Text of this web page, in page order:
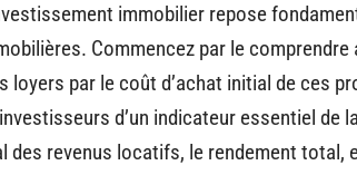
immobilier repose
Commencez par le
loyers par le coût d’achat initial de ces
d’un indicateur essentiel de
des revenus locatifs, le rendement total,